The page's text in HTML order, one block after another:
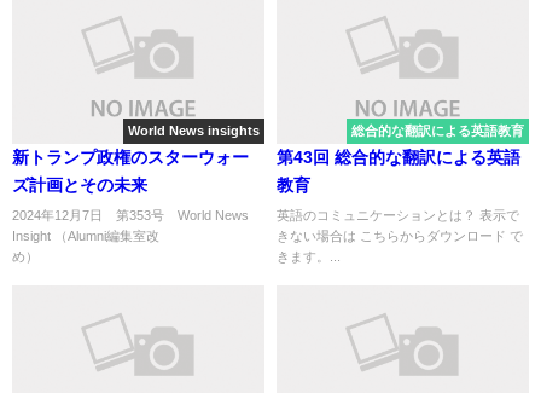
World News insights
新トランプ政権のスターウォー
ズ計画とその未来
2024年12月7日 第353号 World News
Insight （Alumni編集室改
め） ...
総合的な翻訳による英語教育
第43回 総合的な翻訳による英語
教育
英語のコミュニケーションとは？ 表示で
きない場合は こちらからダウンロード で
きます。...